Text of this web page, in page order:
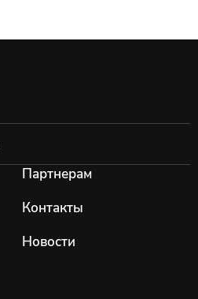
Партнерам
Контакты
Новости